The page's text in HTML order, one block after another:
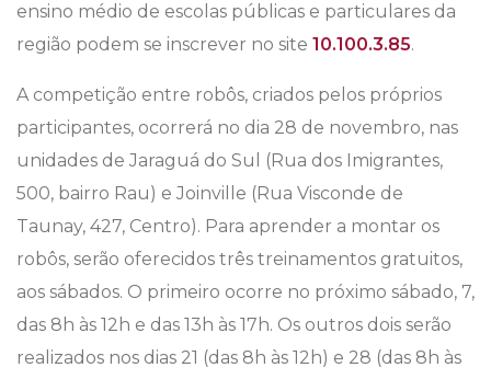
ensino médio de escolas públicas e particulares da
região podem se inscrever no site 10.100.3.85.
A competição entre robôs, criados pelos próprios
participantes, ocorrerá no dia 28 de novembro, nas
unidades de Jaraguá do Sul (Rua dos Imigrantes,
500, bairro Rau) e Joinville (Rua Visconde de
Taunay, 427, Centro). Para aprender a montar os
robôs, serão oferecidos três treinamentos gratuitos,
aos sábados. O primeiro ocorre no próximo sábado, 7,
das 8h às 12h e das 13h às 17h. Os outros dois serão
realizados nos dias 21 (das 8h às 12h) e 28 (das 8h às